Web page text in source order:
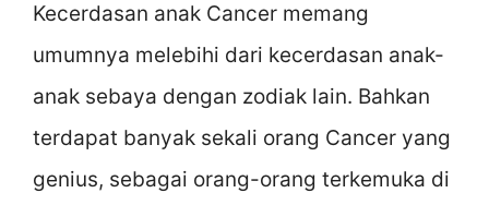
Kecerdasan anak Cancer memang
umumnya melebihi dari kecerdasan anak-
anak sebaya dengan zodiak lain. Bahkan
terdapat banyak sekali orang Cancer yang
genius, sebagai orang-orang terkemuka di